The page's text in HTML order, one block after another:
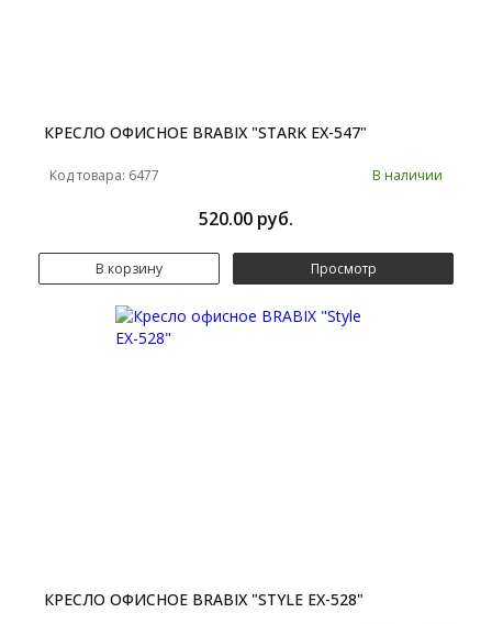
КРЕСЛО ОФИСНОЕ BRABIX "STARK EX-547"
Код товара: 6477 В наличии
520.00 руб.
В корзину Просмотр
КРЕСЛО ОФИСНОЕ BRABIX "STYLE EX-528"